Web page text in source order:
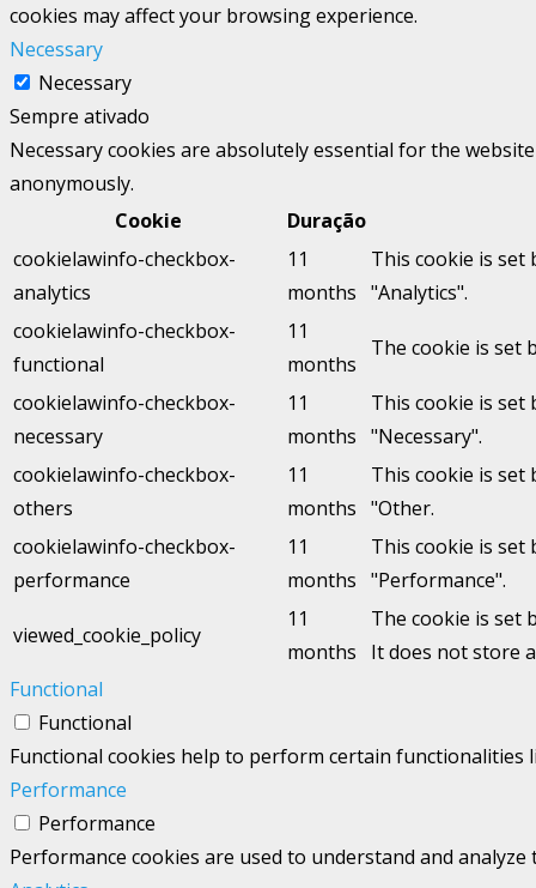
cookies may affect your browsing experience.
Necessary
Necessary
Sempre ativado
Necessary cookies are absolutely essential for the
anonymously.
Cookie
Duração
cookielawinfo-checkbox-
analytics
11
months
This cookie is set
"Analytics".
cookielawinfo-checkbox-
functional
11
months
The cookie is set
cookielawinfo-checkbox-
necessary
11
months
This cookie is set
"Necessary".
cookielawinfo-checkbox-
others
11
months
This cookie is set
"Other.
cookielawinfo-checkbox-
performance
11
months
This cookie is set
"Performance".
viewed_cookie_policy
11
months
The cookie is set
It does not store
Functional
Functional
Functional cookies help to perform certain
Performance
Performance
Performance cookies are used to understand and